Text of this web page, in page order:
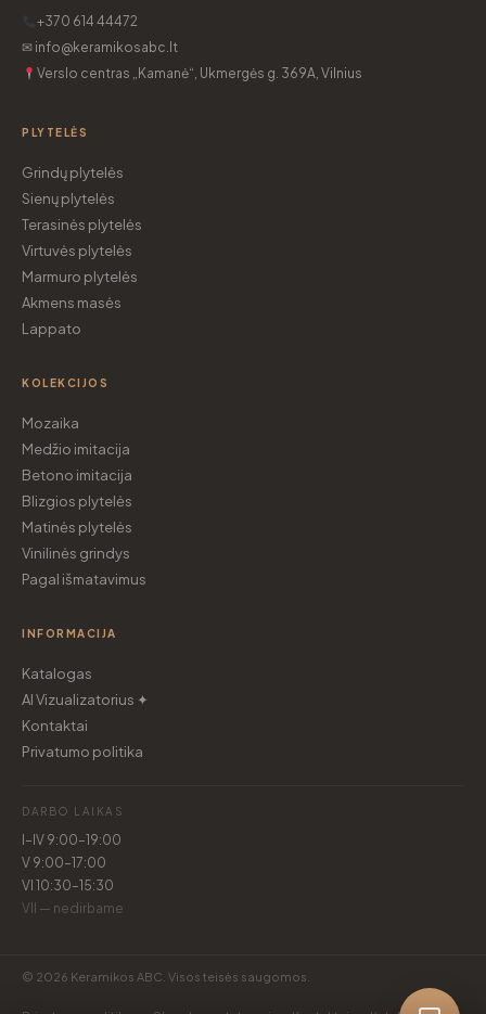
+370 614 44472
✉ info@keramikosabc.lt
Verslo centras „Kamanė“, Ukmergės g. 369A, Vilnius
PLYTELĖS
Grindų plytelės
Sienų plytelės
Terasinės plytelės
Virtuvės plytelės
Marmuro plytelės
Akmens masės
Lappato
KOLEKCIJOS
Mozaika
Medžio imitacija
Betono imitacija
Blizgios plytelės
Matinės plytelės
Vinilinės grindys
Pagal išmatavimus
INFORMACIJA
Katalogas
AI Vizualizatorius ✦
Kontaktai
Privatumo politika
DARBO LAIKAS
I–IV 9:00–19:00
V 9:00–17:00
VI 10:30–15:30
VII — nedirbame
© 2026 Keramikos ABC. Visos teisės saugomos.